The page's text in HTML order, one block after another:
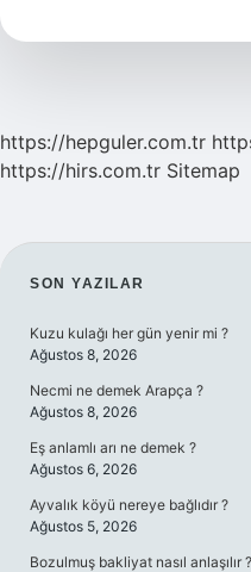
Edilmeli
https://hepguler.com.tr
https://hirs.com.tr Sitemap
SIDEBAR
SON YAZILAR
Kuzu kulağı her gün yenir mi ?
Ağustos 8, 2026
Necmi ne demek Arapça ?
Ağustos 8, 2026
Eş anlamlı arı ne demek ?
Ağustos 6, 2026
Ayvalık köyü nereye bağlıdır ?
Ağustos 5, 2026
Bozulmuş bakliyat nasıl anlaşılır ?